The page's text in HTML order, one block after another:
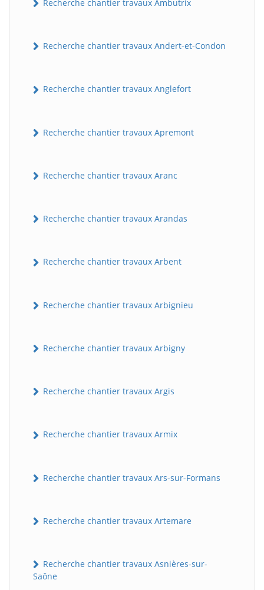
Recherche chantier travaux Ambutrix
Recherche chantier travaux Andert-et-Condon
Recherche chantier travaux Anglefort
Recherche chantier travaux Apremont
Recherche chantier travaux Aranc
Recherche chantier travaux Arandas
Recherche chantier travaux Arbent
Recherche chantier travaux Arbignieu
Recherche chantier travaux Arbigny
Recherche chantier travaux Argis
Recherche chantier travaux Armix
Recherche chantier travaux Ars-sur-Formans
Recherche chantier travaux Artemare
Recherche chantier travaux Asnières-sur-
Saône